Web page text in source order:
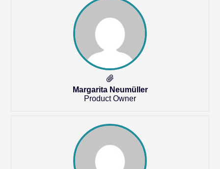
Margarita Neumüller
Product Owner